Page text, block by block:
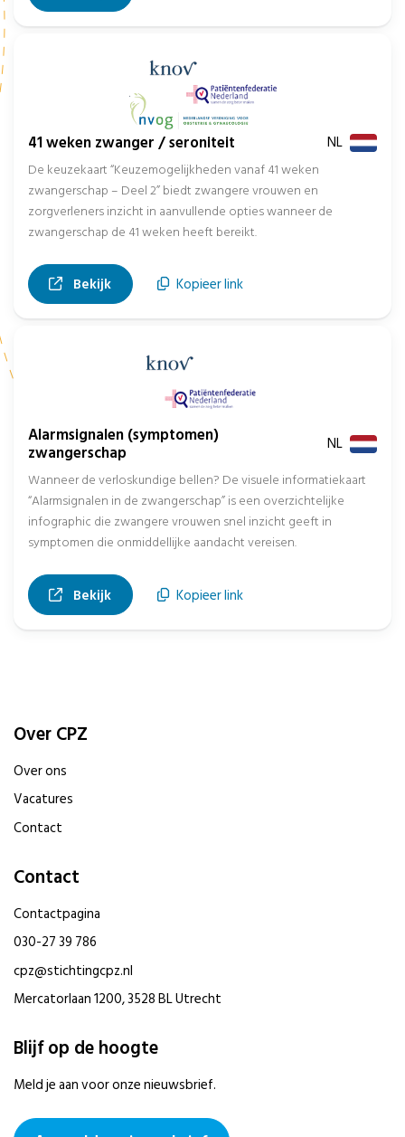
41 weken zwanger / seroniteit NL
De keuzekaart “Keuzemogelijkheden vanaf 41 weken
zwangerschap – Deel 2” biedt zwangere vrouwen en
zorgverleners inzicht in aanvullende opties wanneer de
zwangerschap de 41 weken heeft bereikt.
Bekijk, opent in nieuw tabblad
Kopieer link
Alarmsignalen (symptomen)
zwangerschap NL
Wanneer de verloskundige bellen? De visuele informatiekaart
“Alarmsignalen in de zwangerschap” is een overzichtelijke
infographic die zwangere vrouwen snel inzicht geeft in
symptomen die onmiddellijke aandacht vereisen.
Bekijk, opent in nieuw tabblad
Kopieer link
Over CPZ
Over ons
Vacatures
Contact
Contact
Contactpagina
030-27 39 786
cpz@stichtingcpz.nl
Mercatorlaan 1200, 3528 BL Utrecht
Blijf op de hoogte
Meld je aan voor onze nieuwsbrief.